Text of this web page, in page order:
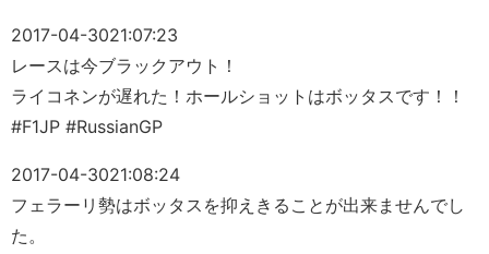
2017-04-3021:07:23
レースは今ブラックアウト！
ライコネンが遅れた！ホールショットはボッタスです！！
#F1JP #RussianGP
2017-04-3021:08:24
フェラーリ勢はボッタスを抑えきることが出来ませんでし
た。